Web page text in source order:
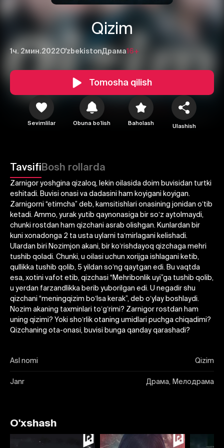
Qizim
1ч. 2мин.2022O'zbekistonДрама16+
Tomosha qilish
Sevimlilar Obuna boʻlish Baholash Ulashish
TavsifiBosh rollarda
Zarnigor yoshgina qizaloq, lekin oilasida doim buvisidan turtki
eshitadi. Buvisi onasi va dadasini ham koyigani koyigan.
Zarnigorni “etimcha” deb, kamsitishlari onasining jonidan oʼtib
ketadi. Аmmo, yurak yutib qaynonasiga bir soʼz aytolmaydi,
chunki rostdan ham qizchani asrab olishgan. Kunlardan bir
kuni xonadonga 2 ta usta uylarni taʼmirlagani kelishadi.
Ulardan biri Nozimjon akani, bir koʼrishdayoq qizchaga mehri
tushib qoladi. Chunki, u oilasi uchun xorijga ishlagani ketib,
qullikka tushib qolib, 5 yildan soʼng qaytgan edi. Bu vaqtda
esa, xotini vafot etib, qizchasi “Mehribonlik uyi”ga tushib qolib,
u yerdan farzandlikka berib yuborilgan edi. U negadir shu
qizchani “meningqizim boʼlsa kerak”, deb oʼylay boshlaydi.
Nozim akaning taxminlari toʼgʼrimi? Zarnigor rostdan ham
uning qizimi? Yoki shoʼrlik otaning umidlari puchga chiqadimi?
Qizchaning ota-onasi, buvisi bunga qanday qarashadi?
Asl nomi Qizim
Janr Драма, Мелодрама
Yuborish
O'xshash
Bekor qilish Tizimga kirish